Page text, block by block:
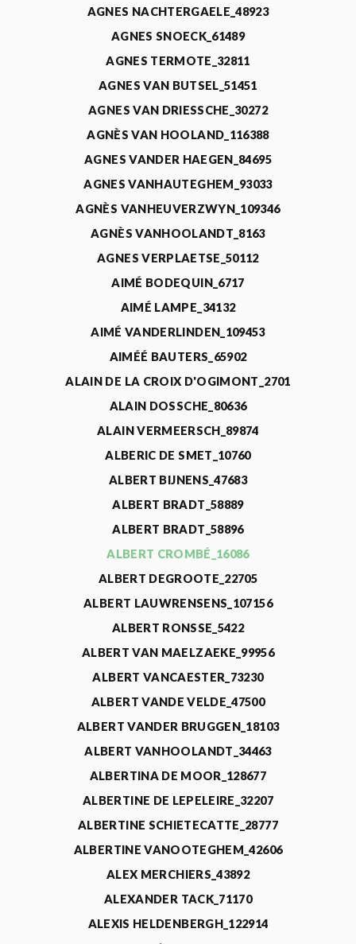
AGNES NACHTERGAELE_48923
AGNES SNOECK_61489
AGNES TERMOTE_32811
AGNES VAN BUTSEL_51451
AGNES VAN DRIESSCHE_30272
AGNÈS VAN HOOLAND_116388
AGNES VANDER HAEGEN_84695
AGNES VANHAUTEGHEM_93033
AGNÈS VANHEUVERZWYN_109346
AGNÈS VANHOOLANDT_8163
AGNES VERPLAETSE_50112
AIMÉ BODEQUIN_6717
AIMÉ LAMPE_34132
AIMÉ VANDERLINDEN_109453
AIMÉÉ BAUTERS_65902
ALAIN DE LA CROIX D'OGIMONT_2701
ALAIN DOSSCHE_80636
ALAIN VERMEERSCH_89874
ALBERIC DE SMET_10760
ALBERT BIJNENS_47683
ALBERT BRADT_58889
ALBERT BRADT_58896
ALBERT CROMBÉ_16086
ALBERT DEGROOTE_22705
ALBERT LAUWRENSENS_107156
ALBERT RONSSE_5422
ALBERT VAN MAELZAEKE_99956
ALBERT VANCAESTER_73230
ALBERT VANDE VELDE_47500
ALBERT VANDER BRUGGEN_18103
ALBERT VANHOOLANDT_34463
ALBERTINA DE MOOR_128677
ALBERTINE DE LEPELEIRE_32207
ALBERTINE SCHIETECATTE_28777
ALBERTINE VANOOTEGHEM_42606
ALEX MERCHIERS_43892
ALEXANDER TACK_71170
ALEXIS HELDENBERGH_122914